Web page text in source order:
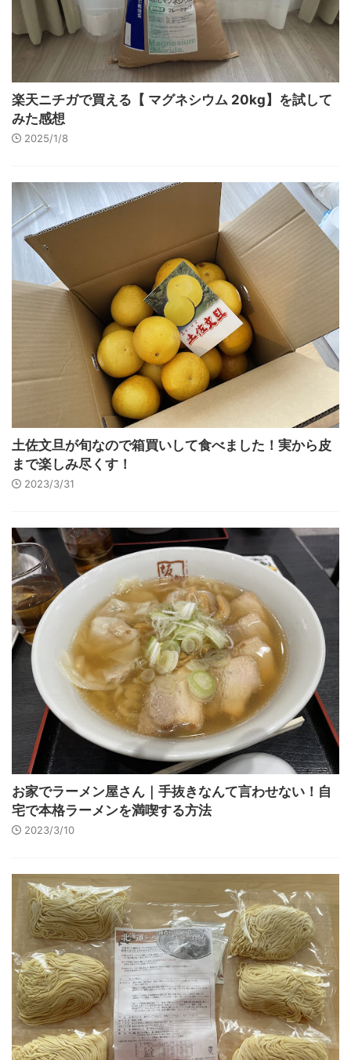
楽天ニチガで買える【 マグネシウム 20kg】を試して
みた感想
2025/1/8
土佐文旦が旬なので箱買いして食べました！実から皮
まで楽しみ尽くす！
2023/3/31
お家でラーメン屋さん｜手抜きなんて言わせない！自
宅で本格ラーメンを満喫する方法
2023/3/10